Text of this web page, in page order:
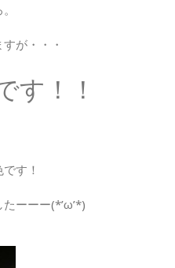
が・・・
す！！
す！
ーーー(*’ω’*)